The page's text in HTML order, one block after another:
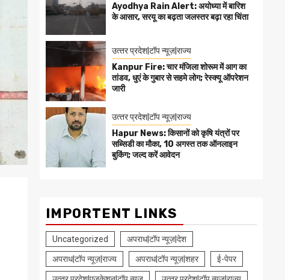
Ayodhya Rain Alert: अयोध्या में बारिश
के आसार, सरयू का बढ़ता जलस्तर बढ़ा रहा चिंता
उत्‍तर प्रदेश|टॉप न्यूज़|राज्य
Kanpur Fire: चार मंजिला शोरूम में आग का
तांडव, धुएं के गुबार से सहमे लोग; रेस्क्यू ऑपरेशन
जारी
उत्‍तर प्रदेश|टॉप न्यूज़|राज्य
Hapur News: किसानों को कृषि यंत्रों पर
सब्सिडी का मौका, 10 अगस्त तक ऑनलाइन
बुकिंग; जल्द करें आवेदन
IMPORTENT LINKS
Uncategorized अपराध|टॉप न्यूज़|देश
अपराध|टॉप न्यूज़|राज्य अपराध|टॉप न्यूज़|शहर ई-पेपर